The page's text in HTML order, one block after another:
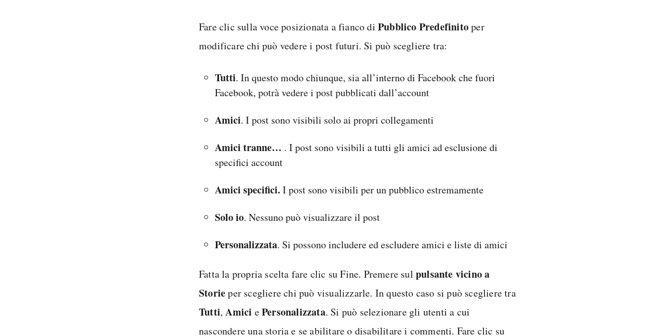
Fare clic sulla voce posizionata a fianco di Pubblico Predefinitoper
modificare chi può vedere i post futuri. Si può scegliere tra:
Tutti. In questo modo chiunque, sia all’interno di Facebook che fuori
Facebook, potrà vedere i post pubblicati dall’account
Amici. I post sono visibili solo ai propri collegamenti
Amici tranne… . I post sono visibili a tutti gli amici ad esclusione di
specifici account
Amici specifici. I post sono visibili per un pubblico estremamente
Solo io. Nessuno può visualizzare il post
Personalizzata. Si possono includere ed escludere amici e liste di amici
Fatta la propria scelta fare clic su Fine. Premere sul pulsante vicino a
Storieper scegliere chi può visualizzarle. In questo caso si può scegliere tra
Tutti,Amici ePersonalizzata. Si può selezionare gli utenti a cui
nascondere una storia e se abilitare o disabilitare i commenti. Fare clic su